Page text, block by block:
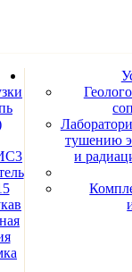
тушению
и